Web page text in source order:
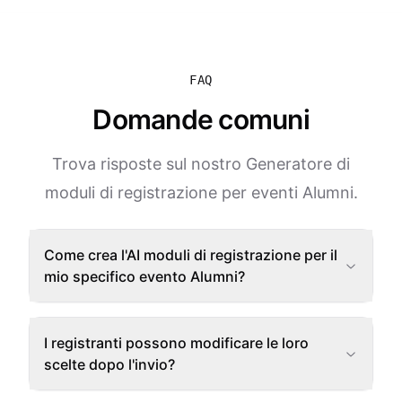
FAQ
Domande comuni
Trova risposte sul nostro Generatore di
moduli di registrazione per eventi Alumni.
Come crea l'AI moduli di registrazione per il
mio specifico evento Alumni?
I registranti possono modificare le loro
scelte dopo l'invio?